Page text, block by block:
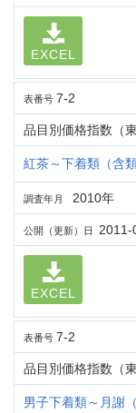
EXCEL
表番号 7-2
品目別価格指数（
紅茶～下着類（含
調査年月 2010年
公開（更新）日 2011-
EXCEL
表番号 7-2
品目別価格指数（
男子下着類～月謝